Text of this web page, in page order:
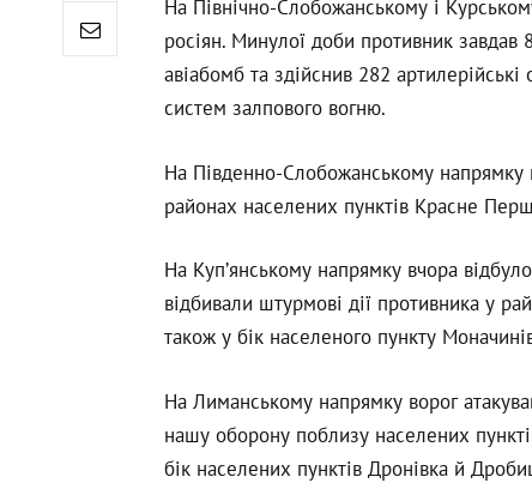
На Північно-Слобожанському і
росіян. Минулої доби противник завдав
авіабомб та здійснив 282
систем залпового вогню.
На Південно-Слобожанському напрямку
районах населених пунктів Красне
На Куп’янському напрямку вчора
відбивали штурмові дії противника у
також у бік населеного пункту
На Лиманському напрямку ворог
нашу оборону поблизу населених
бік населених пунктів Дронівка й